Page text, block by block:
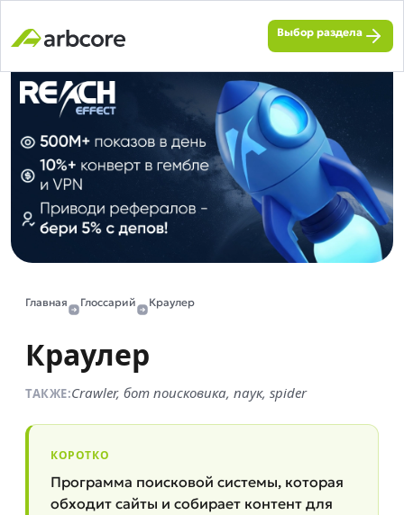
Выбор раздела
Главная Глоссарий Краулер
Краулер
ТАКЖЕ:Crawler, бот поисковика, паук, spider
КОРОТКО
Программа поисковой системы, которая
обходит сайты и собирает контент для